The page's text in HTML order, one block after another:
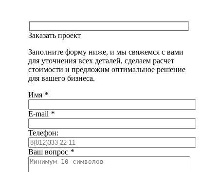
Заказать проект
Заполните форму ниже, и мы свяжемся с вами
для уточнения всех деталей, сделаем расчет
стоимости и предложим оптимальное решение
для вашего бизнеса.
Имя *
E-mail *
Телефон:
Ваш вопрос *